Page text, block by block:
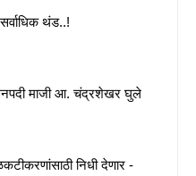
थंड..!
माजी आ. चंद्रशेखर घुले
निधी देणार -